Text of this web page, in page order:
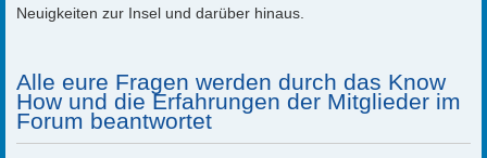
Neuigkeiten zur Insel und darüber hinaus.
Alle eure Fragen werden durch das Know
How und die Erfahrungen der Mitglieder im
Forum beantwortet